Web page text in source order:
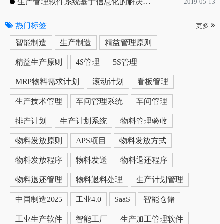
生产管理软件系统基于信息化的解决方案 2019-05-13
热门标签 更多
智能制造 生产制造 精益管理原则
精益生产原则 4S管理 5S管理
MRP物料需求计划 滚动计划 看板管理
生产技术管理 车间管理系统 车间管理
排产计划 生产计划系统 物料管理验收
物料发放原则 APS项目 物料发放方式
物料发放程序 物料发送 物料退还程序
物料退还管理 物料退料处理 生产计划管理
中国制造2025 工业4.0 SaaS 智能仓储
工业生产软件 智能工厂 生产加工管理软件